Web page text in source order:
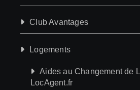
Club Avantages
Logements
Aides au Changement de
LocAgent.fr